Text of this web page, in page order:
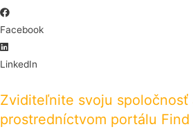
Facebook
LinkedIn
Zviditeľnite svoju spoločnosť
prostredníctvom portálu Find